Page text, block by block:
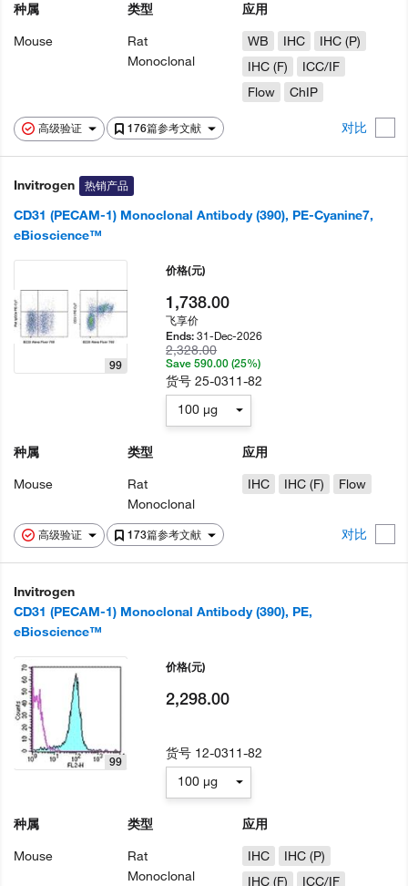
高级验证 176篇参考文献 对比
种属
Mouse
类型
Rat
Monoclonal
应用
WB
IHC
IHC (P)
IHC (F)
ICC/IF
Flow
ChIP
Invitrogen 热销产品
CD31 (PECAM-1) Monoclonal Antibody (390), PE-Cyanine7,
eBioscience™
高级验证 173篇参考文献 对比
99
种属
Mouse
类型
Rat
Monoclonal
应用
IHC
IHC (F) Flow
价格(元)
1,738.00
飞享价
Ends:31-Dec-2026
2,328.00
Save 590.00 (25%)
货号25-0311-82
100 µg
Invitrogen
CD31 (PECAM-1) Monoclonal Antibody (390), PE,
eBioscience™
99
种属
Mouse
类型
Rat
Monoclonal
应用
IHC
IHC (P)
IHC (F)
ICC/IF
价格(元)
2,298.00
货号 12-0311-82
100 µg